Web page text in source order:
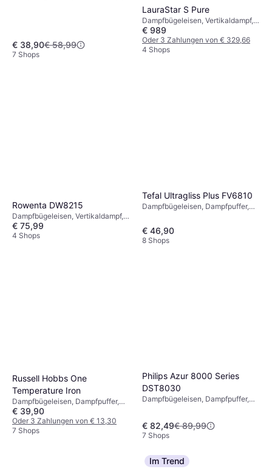
€ 38,90€ 58,99
7 Shops
LauraStar S Pure
Dampfbügeleisen, Vertikaldampf,
Dampfpuffer, 2200 W,
Dampfdruck: 3.5 bar, 1200 ml
€ 989
Oder 3 Zahlungen von € 329,66
4 Shops
Rowenta DW8215
Dampfbügeleisen, Vertikaldampf,
Dampfpuffer, Selbstreinigung,
2800 W, Dampfkapazität: 45g,
€ 75,99
4 Shops
Tefal Ultragliss Plus FV6810
Dampfbügeleisen, Dampfpuffer,
Dampfkapazität: 50g, 270 ml
€ 46,90
8 Shops
Russell Hobbs One
Temperature Iron
Dampfbügeleisen, Dampfpuffer,
Vertikaldampf, Selbstreinigung,
Abschaltautomatik, 2600 W,
Dampfkapazität: 50g, 350 ml 12
€ 39,90
Oder 3 Zahlungen von € 13,30
7 Shops
Philips Azur 8000 Series
DST8030
Dampfbügeleisen, Dampfpuffer,
€ 82,49€ 89,99
7 Shops
Im Trend